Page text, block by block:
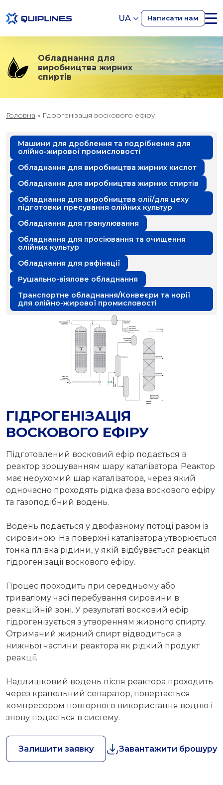
UA Написати нам
Обладнання для
виробництва жирних
спиртів
Головна » Гідрогенізація воскового ефіру
Машини для дроблення та подрібнення для
олійно-жирової промисловості
Обладнання для виробництва жирних кислот
Обладнання для виробництва жирних спиртів
Обладнання для виробництва олії/для цеху
підготовки пресування олійних культур
Обладнання для гранулювання
Обладнання для просіювання та очищення
олійних культур
Обладнання для рафінації
Рушально-віялове обладнання
Транспортне обладнання/Конвеєри та норії
для олійно-жирової промисловості
ГІДРОГЕНІЗАЦІЯ
ВОСКОВОГО ЕФІРУ
Підготовлений восковий ефір подається в
реактор зрошуванням шару каталізатора. Реактор
має нерухомий шар каталізатора, через який
одночасно проходять рідка фаза воскового ефіру
та газоподібний водень.
Водень подається у двофазному потоці разом із
сировиною. На поверхні каталізатора утворюється
тонка плівка рідини, у якій відбувається реакція
гідрогенізації воскового ефіру.
Процес проходить при середньому або
тривалому часі перебування сировини в
реакційній зоні. У результаті восковий ефір
гідрогенізується з утворенням жирного спирту.
Отриманий жирний спирт відводиться з
нижньої частини реактора як рідкий продукт
реакції.
Надлишковий водень після реактора проходить
через крапельний сепаратор, повертається
компресором повторного використання водню і
знову подається в систему.
Залишити заявку Завантажити брошуру